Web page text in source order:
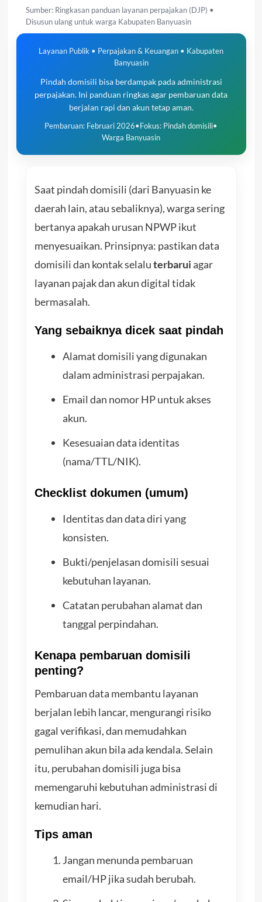
Sumber: Ringkasan panduan layanan perpajakan (DJP) •
Disusun ulang untuk warga Kabupaten Banyuasin
Layanan Publik • Perpajakan & Keuangan • Kabupaten
Banyuasin
Pindah domisili bisa berdampak pada administrasi
perpajakan. Ini panduan ringkas agar pembaruan data
berjalan rapi dan akun tetap aman.
Pembaruan: Februari 2026•Fokus: Pindah domisili•
Warga Banyuasin
Saat pindah domisili (dari Banyuasin ke
daerah lain, atau sebaliknya), warga sering
bertanya apakah urusan NPWP ikut
menyesuaikan. Prinsipnya: pastikan data
domisili dan kontak selaluterbaruiagar
layanan pajak dan akun digital tidak
bermasalah.
Yang sebaiknya dicek saat pindah
Alamat domisili yang digunakan
dalam administrasi perpajakan.
Email dan nomor HP untuk akses
akun.
Kesesuaian data identitas
(nama/TTL/NIK).
Checklist dokumen (umum)
Identitas dan data diri yang
konsisten.
Bukti/penjelasan domisili sesuai
kebutuhan layanan.
Catatan perubahan alamat dan
tanggal perpindahan.
Kenapa pembaruan domisili
penting?
Pembaruan data membantu layanan
berjalan lebih lancar, mengurangi risiko
gagal verifikasi, dan memudahkan
pemulihan akun bila ada kendala. Selain
itu, perubahan domisili juga bisa
memengaruhi kebutuhan administrasi di
kemudian hari.
Tips aman
Jangan menunda pembaruan
email/HP jika sudah berubah.